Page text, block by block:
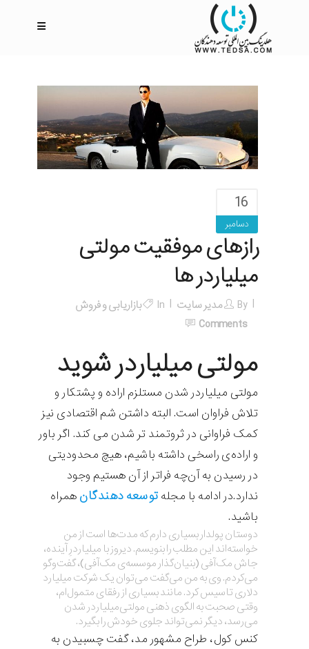
16
دسامبر
رازهای موفقیت مولتی
میلیاردر ها
By مدیر سایت In
بازاریابی و فروش
Comments
مولتی میلیاردر شوید
مولتی میلیاردر شدن مستلزم اراده و پشتکار و
تلاش فراوان است. البته داشتن شم اقتصادی نیز
کمک فراوانی در ثروتمند تر شدن می کند. اگر باور
و اراده‌ی راسخی داشته باشیم، هیچ محدودیتی
در رسیدن به آن‌چه فراتر از آن هستیم وجود
ندارد.در ادامه با مجلهتوسعه دهندگان همراه
باشید.
دوستان پولدار بسیاری دارم که مدت‌ها است از من
خواسته‌اند این مطلب را بنویسم. دیروز با میلیاردرِ آینده،
جاش مک‌آفی (بنیان‌گذار موسسه‌ی مک‌آفی)، گفت‌وگو
می‌کردم. وی به من می‌گفت می‌توان یک شرکت میلیارد
دلاری تاسیس کرد. مانند بسیاری از رفقای متمول‌ام،
وقتی صحبت به الگوی ذهنی مولتی‌میلیاردر شدن
می‌رسد، دیگر نمی‌تواند جلوی خودش را بگیرد.
کنس کول، طراح مشهور مد، گفت چسبیدن به